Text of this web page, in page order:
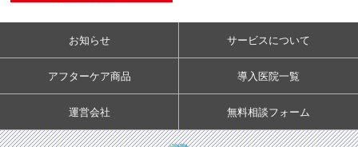
お知らせ サービスについて
アフターケア商品 導入医院一覧
運営会社 無料相談フォーム